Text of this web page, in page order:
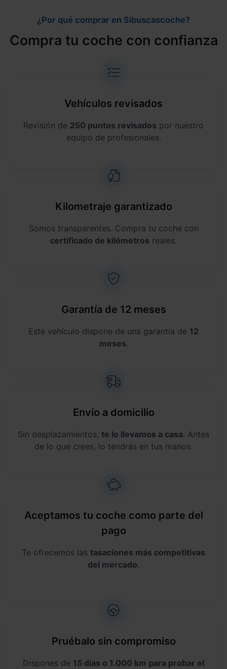
¿Por qué comprar en Sibuscascoche?
Compra tu coche con confianza
Vehículos revisados
Revisión de 250 puntos revisados por nuestro
equipo de profesionales.
Kilometraje garantizado
Somos transparentes. Compra tu coche con
certificado de kilómetros reales.
Garantía de 12 meses
Este vehículo dispone de una garantía de 12
meses.
Envío a domicilio
Sin desplazamientos, te lo llevamos a casa. Antes
de lo que crees, lo tendrás en tus manos.
Aceptamos tu coche como parte del
pago
Te ofrecemos las tasaciones más competitivas
del mercado.
Pruébalo sin compromiso
Dispones de 15 días o 1.000 km para probar el